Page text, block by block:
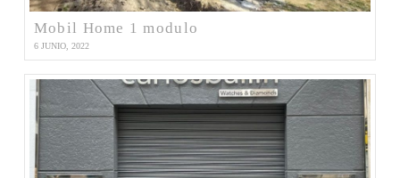
Mobil Home 1 modulo
6 JUNIO, 2022